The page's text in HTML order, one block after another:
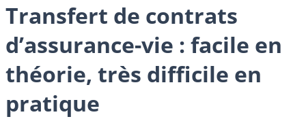
Transfert de contrats
d’assurance-vie : facile en
théorie, très difficile en
pratique